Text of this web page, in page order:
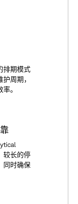
排期模式
护周期 ，
率。
靠
ytical
较长的停
同 时确保